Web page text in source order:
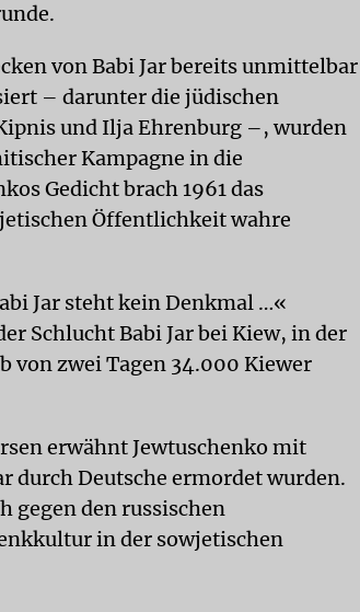
von Babi Jar bereits unmittelbar
– darunter die jüdischen
und Ilja Ehrenburg –, wurden
Kampagne in die
Gedicht brach 1961 das
Öffentlichkeit wahre
Jar steht kein Denkmal …«
Schlucht Babi Jar bei Kiew, in der
von zwei Tagen 34.000 Kiewer
erwähnt Jewtuschenko mit
durch Deutsche ermordet wurden.
gegen den russischen
in der sowjetischen